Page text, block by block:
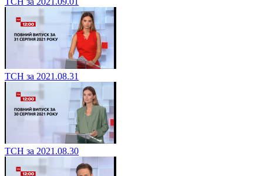
ТСН за 2021.08.31
ТСН за 2021.08.30